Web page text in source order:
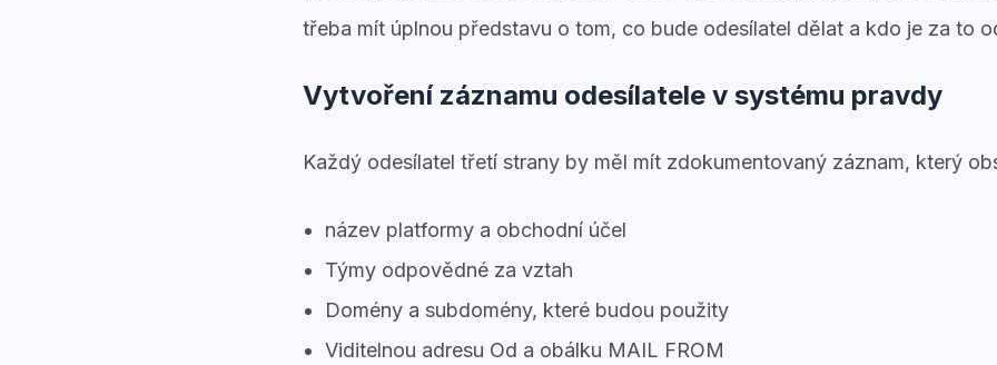
třeba mít úplnou představu o tom, co bude odesílatel dělat a kdo je za to
Vytvoření záznamu odesílatele v systému pravdy
Každý odesílatel třetí strany by měl mít zdokumentovaný záznam, který
název platformy a obchodní účel
Týmy odpovědné za vztah
Domény a subdomény, které budou použity
Viditelnou adresu Od a obálku MAIL FROM